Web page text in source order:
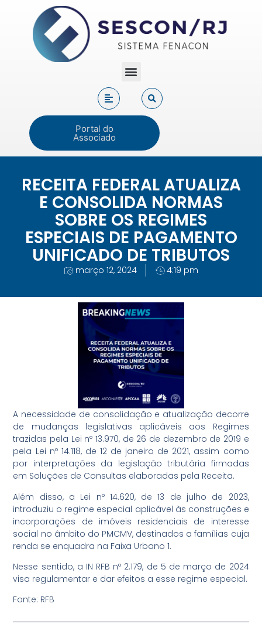
Portal do
Associado
RECEITA FEDERAL ATUALIZA
E CONSOLIDA NORMAS
SOBRE OS REGIMES
ESPECIAIS DE PAGAMENTO
UNIFICADO DE TRIBUTOS
março 12, 2024 4:19 pm
A necessidade de consolidação e atualização decorre
de mudanças legislativas aplicáveis aos Regimes
trazidas pela Lei nº 13.970, de 26 de dezembro de 2019 e
pela Lei nº 14.118, de 12 de janeiro de 2021, assim como
por interpretações da legislação tributária firmadas
em Soluções de Consultas elaboradas pela Receita.
Além disso, a Lei nº 14.620, de 13 de julho de 2023,
introduziu o regime especial aplicável às construções e
incorporações de imóveis residenciais de interesse
social no âmbito do PMCMV, destinados a famílias cuja
renda se enquadra na Faixa Urbano 1.
Nesse sentido, a IN RFB nº 2.179, de 5 de março de 2024
visa regulamentar e dar efeitos a esse regime especial.
Fonte: RFB